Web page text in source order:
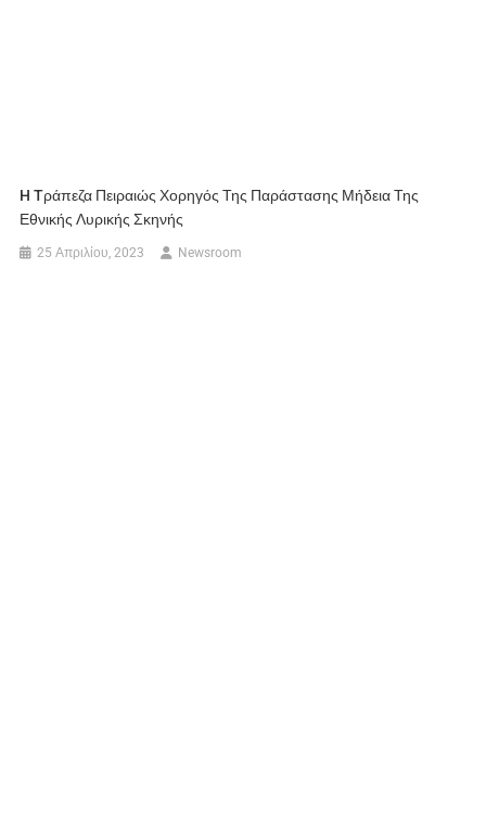
H Tράπεζα Πειραιώς Χορηγός Της Παράστασης Μήδεια Της
Εθνικής Λυρικής Σκηνής
25 Απριλίου, 2023 Newsroom